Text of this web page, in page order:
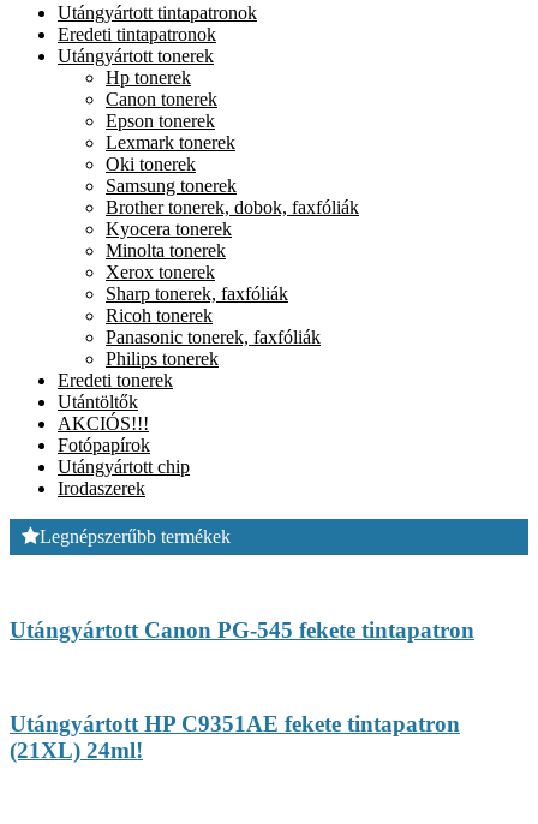
Utángyártott tintapatronok
Eredeti tintapatronok
Utángyártott tonerek
Hp tonerek
Canon tonerek
Epson tonerek
Lexmark tonerek
Oki tonerek
Samsung tonerek
Brother tonerek, dobok, faxfóliák
Kyocera tonerek
Minolta tonerek
Xerox tonerek
Sharp tonerek, faxfóliák
Ricoh tonerek
Panasonic tonerek, faxfóliák
Philips tonerek
Eredeti tonerek
Utántöltők
AKCIÓS!!!
Fotópapírok
Utángyártott chip
Irodaszerek
Legnépszerűbb termékek
Utángyártott Canon PG-545 fekete tintapatron
Utángyártott HP C9351AE fekete tintapatron
(21XL) 24ml!